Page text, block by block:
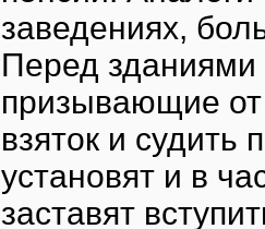
заведениях,
Перед зданиями
призывающие от
взяток и судить
установят и в
заставят